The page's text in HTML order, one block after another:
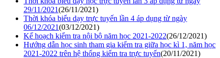
29/11/2021(26/11/2021)
Thời khóa biểu dạy trực tuyến lần 4 áp dụng từ ngày
06/12/2021(03/12/2021)
Kế hoạch kiểm tra nội bộ năm học 2021-2022(26/12/2021)
Hướng dẫn học sinh tham gia kiểm tra giữa học kì 1, năm học
2021-2022 trên hệ thống kiểm tra trực tuyến(20/11/2021)